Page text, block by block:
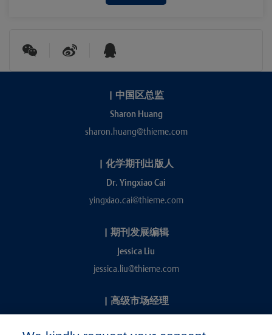
| 中国区总监
Sharon Huang
sharon.huang@thieme.com
| 化学期刊出版人
Dr. Yingxiao Cai
yingxiao.cai@thieme.com
| 期刊发展编辑
Jessica Liu
jessica.liu@thieme.com
| 高级市场经理